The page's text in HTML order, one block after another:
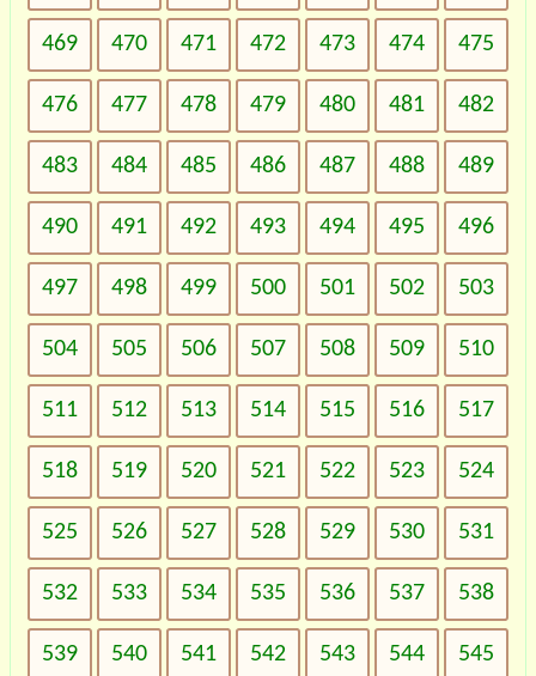
469 470 471 472 473 474 475
476 477 478 479 480 481 482
483 484 485 486 487 488 489
490 491 492 493 494 495 496
497 498 499 500 501 502 503
504 505 506 507 508 509 510
511 512 513 514 515 516 517
518 519 520 521 522 523 524
525 526 527 528 529 530 531
532 533 534 535 536 537 538
539 540 541 542 543 544 545